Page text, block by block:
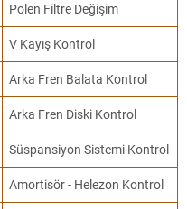
Polen Filtre Değişim
V Kayış Kontrol
Arka Fren Balata Kontrol
Arka Fren Diski Kontrol
Süspansiyon Sistemi Kontrol
Amortisör - Helezon Kontrol